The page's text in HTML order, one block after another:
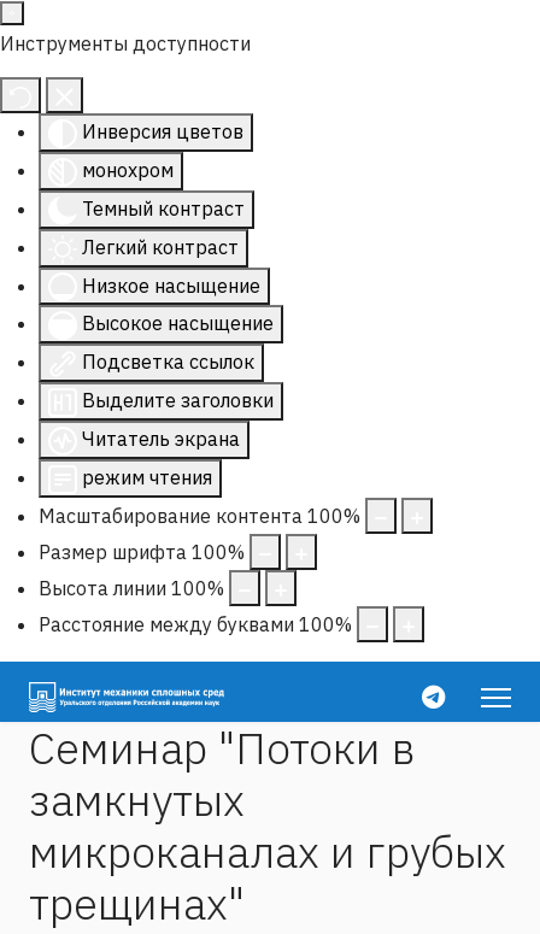
Инструменты доступности
Инверсия цветов
монохром
Темный контраст
Легкий контраст
Низкое насыщение
Высокое насыщение
Подсветка ссылок
Выделите заголовки
Читатель экрана
режим чтения
Масштабирование контента 100%
Размер шрифта 100%
Высота линии 100%
Расстояние между буквами 100%
Семинар "Потоки в
замкнутых
микроканалах и грубых
трещинах"